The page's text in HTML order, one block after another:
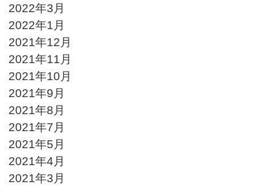
2022年3月
2022年1月
2021年12月
2021年11月
2021年10月
2021年9月
2021年8月
2021年7月
2021年5月
2021年4月
2021年3月